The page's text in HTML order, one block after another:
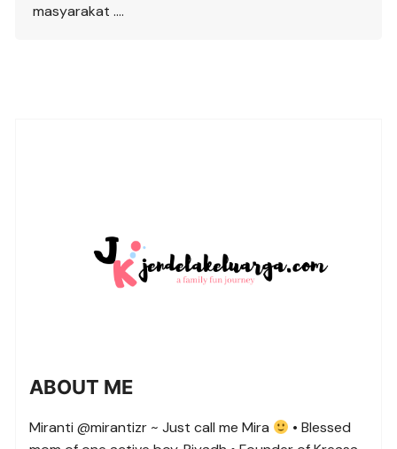
masyarakat ….
ABOUT ME
Miranti @mirantizr ~ Just call me Mira
• Blessed